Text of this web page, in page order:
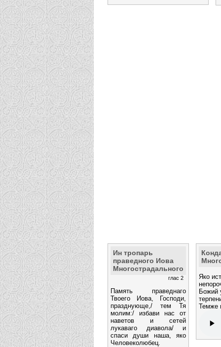
Ин тропарь
праведного Иова
Многострадального
глас 2
Память праведнаго
Твоего Иова, Господи,
празднующе,/ тем Тя
молим:/ избави нас от
наветов и сетей
лукаваго диавола/ и
спаси души наша, яко
Человеколюбец.
Яко
Божий
Темже